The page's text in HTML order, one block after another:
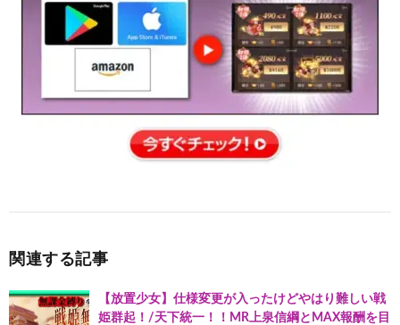
関連する記事
【放置少女】仕様変更が入ったけどやはり難しい戦
姫群起！/天下統一！！MR上泉信綱とMAX報酬を目